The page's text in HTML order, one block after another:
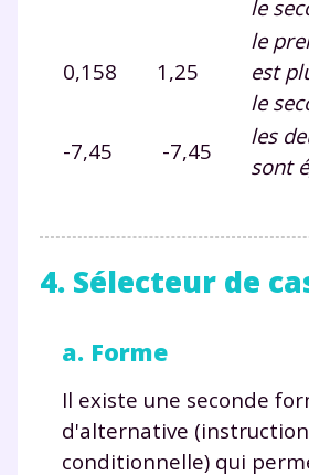
le
0,158 1,25
le
est
le
-7,45
-7,45
les
sont
4. Sélecteur de
a. Forme
Il existe une seconde
d'alternative (instruction
conditionnelle) qui
et de
année
pendant 24h
plateforme de
corrigés, podcasts de
Unespace dédié aux
suivre les progrès